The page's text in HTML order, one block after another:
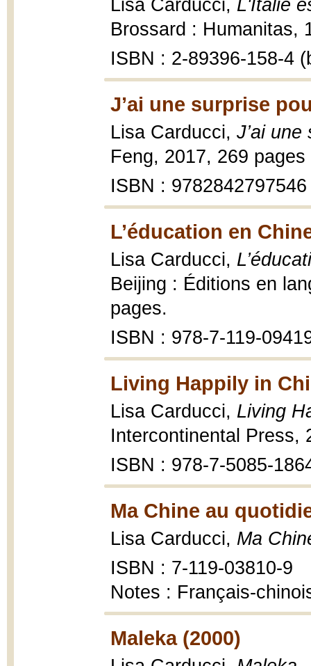
Lisa Carducci, L'Italie
Brossard : Humanitas,
ISBN : 2-89396-158-4
J’ai une surprise
Lisa Carducci, J’ai
Feng, 2017, 269
ISBN : 9782842797546
L’éducation en
Lisa Carducci,
Beijing : Éditions en
pages.
ISBN : 978-7-119-
Living Happily in
Lisa Carducci, Living
Intercontinental Press,
ISBN : 978-7-5085-
Ma Chine au
Lisa Carducci, Ma
ISBN : 7-119-03810-9
Notes : Français-
Maleka (2000)